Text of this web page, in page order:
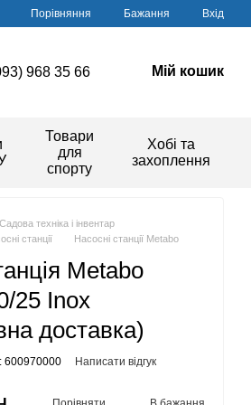
Порівняння Бажання Вхід
968 35 66 Мій кошик
Товари
для
спорту
Хобі та
захоплення
Садова техніка і інвентар
станції Насосні станції Metabo
Metabo
25 Inox
доставка)
600970000 Написати відгук